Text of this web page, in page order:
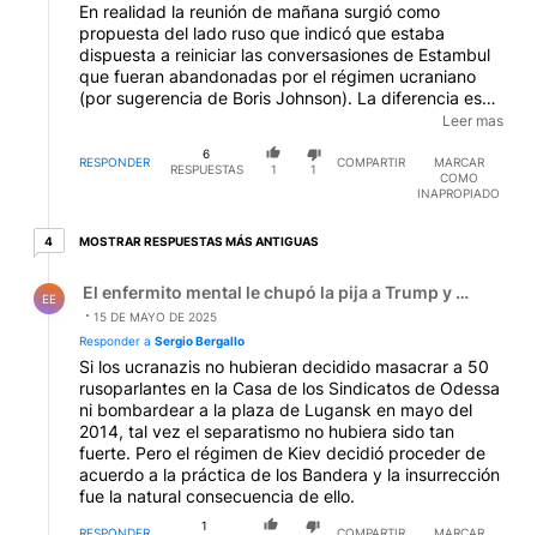
En realidad la reunión de mañana surgió como
propuesta del lado ruso que indicó que estaba
dispuesta a reiniciar las conversasiones de Estambul
que fueran abandonadas por el régimen ucraniano
(por sugerencia de Boris Johnson). La diferencia es
que ahora el régimen de Kiev deberá ceder los
territorios que fueron liberados por los rusos desde
entonces.
Leer mas
RESPONDER
6
RESPUESTAS
1 1
COMPARTIR
MARCAR
COMO
INAPROPIADO
44 respuestas más antiguas
MOSTRAR RESPUESTAS MÁS ANTIGUAS
EE El enfermito mental le chupó la pija a Trump y el
15 DE MAYO DE 2025
Responder a Sergio Bergallo
Si los ucranazis no hubieran decidido masacrar a 50
rusoparlantes en la Casa de los Sindicatos de Odessa
ni bombardear a la plaza de Lugansk en mayo del
2014, tal vez el separatismo no hubiera sido tan
fuerte. Pero el régimen de Kiev decidió proceder de
acuerdo a la práctica de los Bandera y la insurrección
fue la natural consecuencia de ello.
1